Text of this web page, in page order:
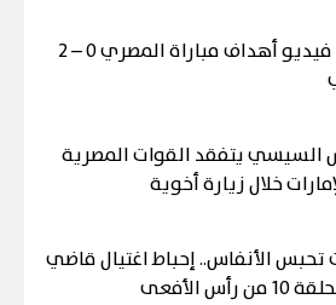
شاهد فيديو أهداف مباراة المصري 0 – 2
السيسي يتفقد القوات المصرية
خلال زيارة أخوية
تحبس الأنفاس.. إحباط اغتيال قاضي
رأس الأفعى